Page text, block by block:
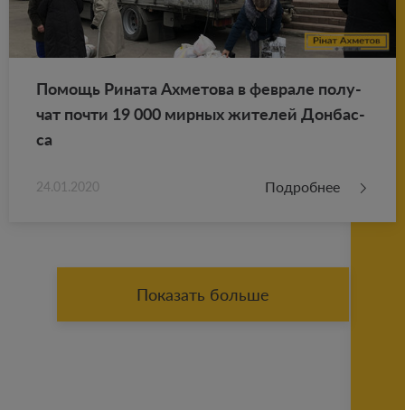
По­мощь Ри­на­та Ах­ме­то­ва в фев­ра­ле по­лу­
чат почти 19 000 мир­ных жи­те­лей Дон­бас­
са
24.01.2020 Подробнее
Показать больше